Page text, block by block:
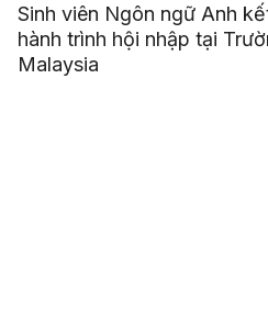
Sinh viên Ngôn ngữ Anh
hành trình hội nhập tại
Malaysia